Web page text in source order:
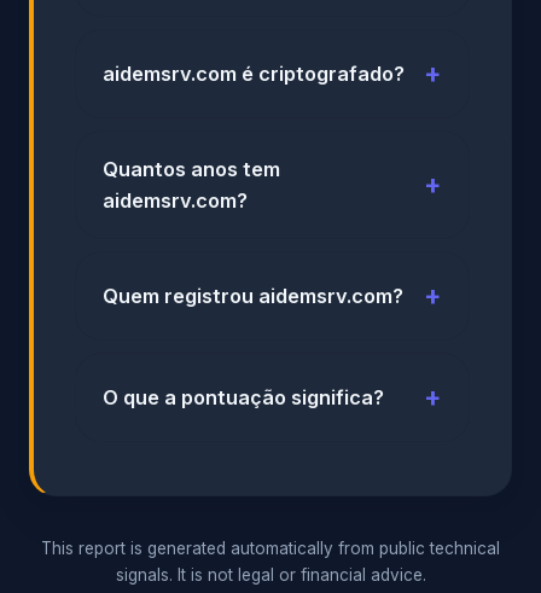
aidemsrv.com é criptografado?
Quantos anos tem
aidemsrv.com?
Quem registrou aidemsrv.com?
O que a pontuação significa?
This report is generated automatically from public technical
signals. It is not legal or financial advice.